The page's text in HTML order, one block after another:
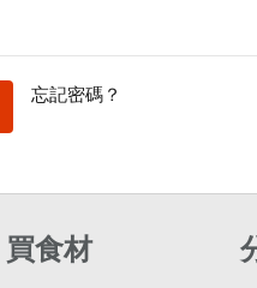
忘記密碼？
買食材